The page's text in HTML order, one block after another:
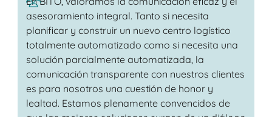
asesoramiento integral. Tanto si necesita
planificar y construir un nuevo centro logístico
totalmente automatizado como si necesita una
solución parcialmente automatizada, la
comunicación transparente con nuestros clientes
es para nosotros una cuestión de honor y
lealtad. Estamos plenamente convencidos de